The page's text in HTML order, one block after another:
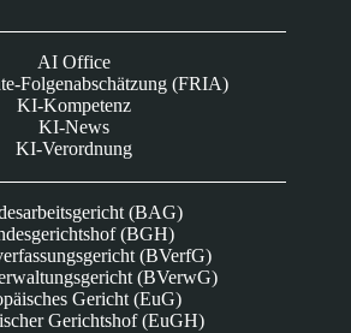
AI Office
Folgenabschätzung (FRIA)
KI-Kompetenz
KI-News
KI-Verordnung
(BAG)
(BGH)
(BVerfG)
(BVerwG)
Gericht (EuG)
Gerichtshof (EuGH)